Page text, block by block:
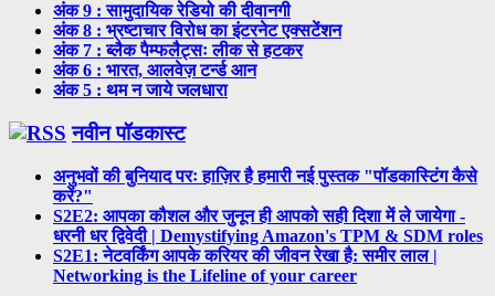
अंक 9 : सामुदायिक रेडियो की दीवानगी
अंक 8 : भ्रष्टाचार विरोध का इंटरनेट एक्सटेंशन
अंक 7 : ब्लैक पैम्फलैट्सः लीक से हटकर
अंक 6 : भारत, आलवेज़ टर्न्ड आन
अंक 5 : थम न जाये जलधारा
नवीन पॉडकास्ट
अनुभवों की बुनियाद परः हाज़िर है हमारी नई पुस्तक "पॉडकास्टिंग कैसे
करें?"
S2E2: आपका कौशल और जुनून ही आपको सही दिशा में ले जायेगा -
धरनी धर द्विवेदी | Demystifying Amazon's TPM & SDM roles
S2E1: नेटवर्किंग आपके करियर की जीवन रेखा है: समीर लाल |
Networking is the Lifeline of your career